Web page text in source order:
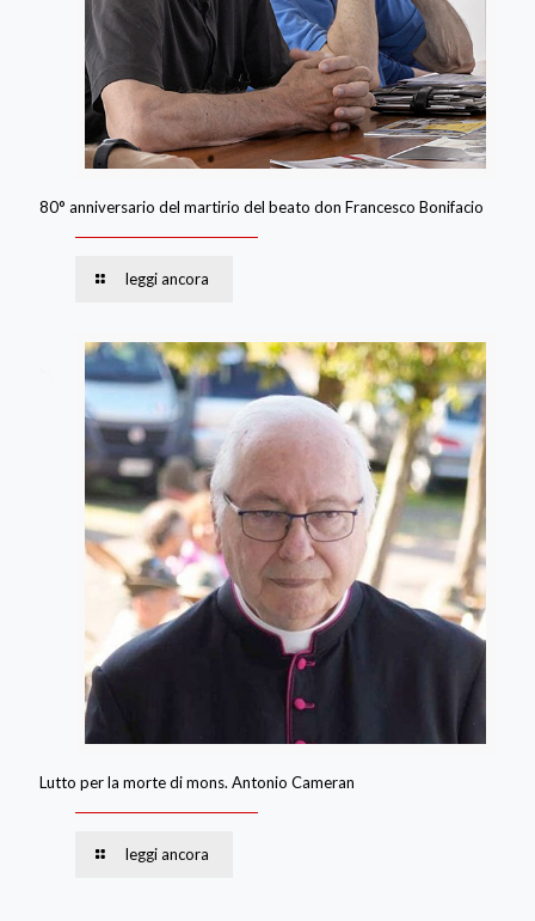
80° anniversario del martirio del beato don Francesco Bonifacio
leggi ancora
Lutto per la morte di mons. Antonio Cameran
leggi ancora